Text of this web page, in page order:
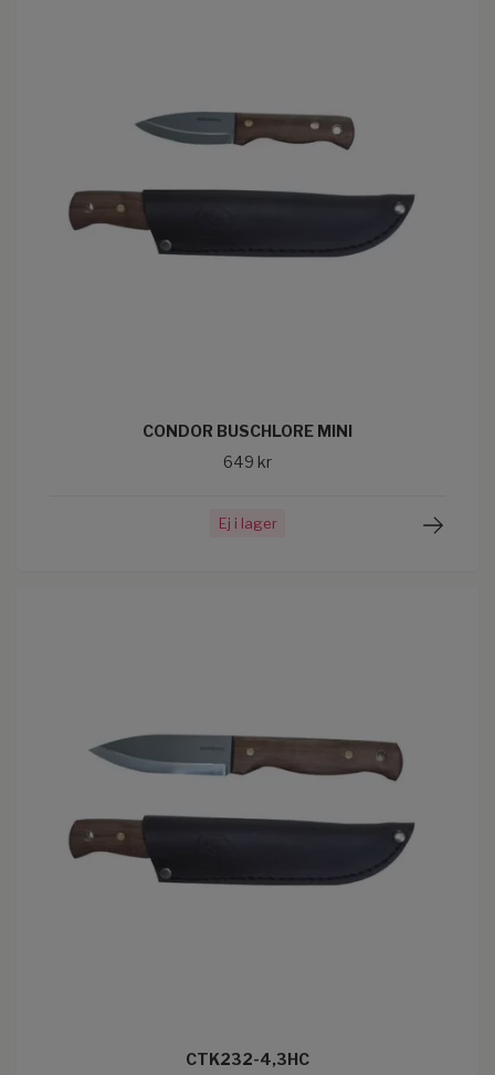
CONDOR BUSCHLORE MINI
649 kr
Ej i lager
CTK232-4,3HC